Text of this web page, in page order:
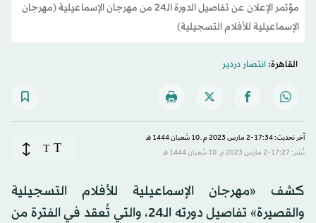
مؤتمر الإعلان عن تفاصيل الدورة الـ24 من مهرجان الإسماعيلية (مهرجان
الإسماعيلية للأفلام التسجيلية)
القاهرة:انتصار دردير
آخر تحديث: 17:34-2 مارس 2023 م ـ 10 شَعبان 1444 هـ
نُشر: 17:27-2 مارس 2023 م ـ 10 شَعبان 1444 هـ
T
T
كشف «مهرجان الإسماعيلية للأفلام التسجيلية
والقصيرة» تفاصيل دورته الـ24، والتي تُعقد في الفترة من